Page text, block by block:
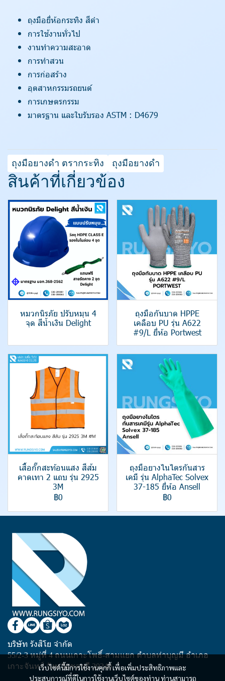
ถุงมือยี่ห้อกระทิง สีดำ
การใช้งานทั่วไป
งานทำความสะอาด
การทำสวน
การก่อสร้าง
อุตสาหกรรมรถยนต์
การเกษตรกรรม
มาตรฐาน และใบรับรอง ASTM : D4679
ถุงมือยางดำ ตรากระทิง ถุงมือยางดำ
สินค้าที่เกี่ยวข้อง
หมวกนิรภัย ปรับหมุน 4
จุด สีน้ำเงิน Delight
ถุงมือกันบาด HPPE
เคลือบ PU รุ่น A622
#9/L ยี่ห้อ Portwest
เสื้อกั๊กสะท้อนแสง สีส้ม
คาดเทา 2 แถบ รุ่น 2925
3M
฿0
ถุงมือยางไนไตรกันสาร
เคมี รุ่น AlphaTec Solvex
37-185 ยี่ห้อ Ansell
฿0
เว็บไซต์นี้มีการใช้งานคุกกี้ เพื่อเพิ่มประสิทธิภาพและ
ประสบการณ์ที่ดีในการใช้งานเว็บไซต์ของท่าน ท่านสามารถ
บริษัท รังสิโย จำกัด
55/2-3 หมู่ที่ 4 ถนนเกาะโพธิ์-สามแยก ตำบลท่าบุญมี อำเภอ
เกาะจันทร์ จังหวัดชลบุรี 20240